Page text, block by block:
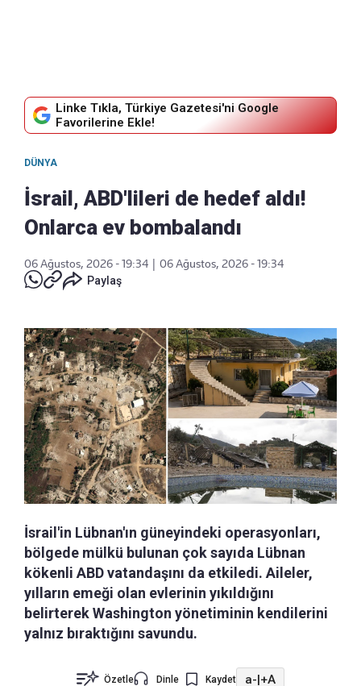
Linke Tıkla, Türkiye Gazetesi'ni Google
Favorilerine Ekle!
DÜNYA
İsrail, ABD'lileri de hedef aldı!
Onlarca ev bombalandı
06 Ağustos, 2026 - 19:34
06 Ağustos, 2026 - 19:34
Paylaş
İsrail'in Lübnan'ın güneyindeki operasyonları,
bölgede mülkü bulunan çok sayıda Lübnan
kökenli ABD vatandaşını da etkiledi. Aileler,
yılların emeği olan evlerinin yıkıldığını
belirterek Washington yönetiminin kendilerini
yalnız bıraktığını savundu.
Özetle Dinle Kaydet a-|+A